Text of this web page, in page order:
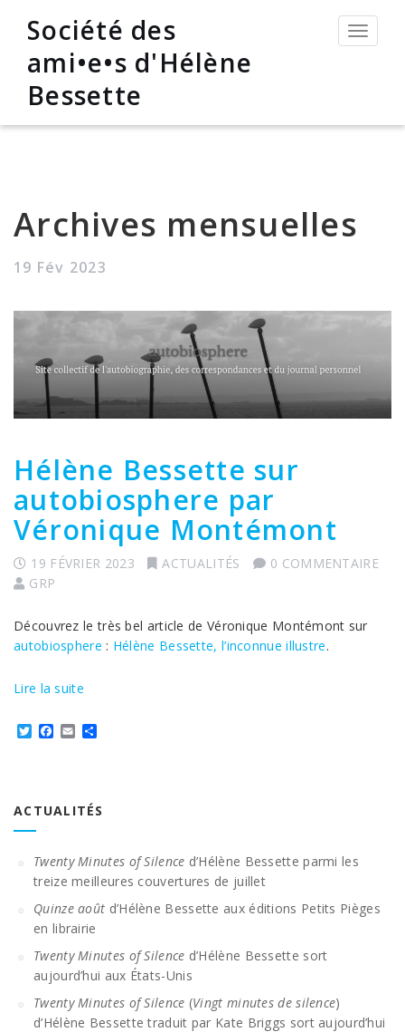
Société des
ami•e•s d'Hélène
Bessette
Archives mensuelles
19 Fév 2023
Hélène Bessette sur
autobiosphere par
Véronique Montémont
19 FÉVRIER 2023 ACTUALITÉS
0 COMMENTAIRE
GRP
Découvrez le très bel article de Véronique Montémont sur
autobiosphere : Hélène Bessette, l’inconnue illustre.
Lire la suite
TwitterFacebook
Email
ACTUALITÉS
Twenty Minutes of Silence d’Hélène Bessette parmi les
treize meilleures couvertures de juillet
Quinze août d’Hélène Bessette aux éditions Petits Pièges
en librairie
Twenty Minutes of Silence d’Hélène Bessette sort
aujourd’hui aux États-Unis
Twenty Minutes of Silence (Vingt minutes de silence)
d’Hélène Bessette traduit par Kate Briggs sort aujourd’hui